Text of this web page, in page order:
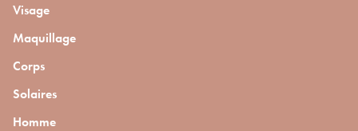
Visage
Maquillage
Corps
Solaires
Homme